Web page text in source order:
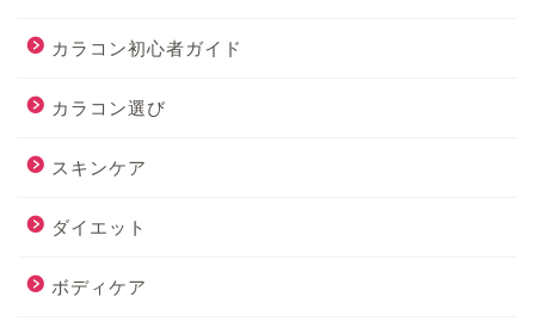
カラコン初心者ガイド
カラコン選び
スキンケア
ダイエット
ボディケア